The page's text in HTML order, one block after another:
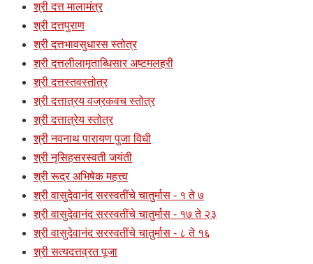
श्री दत्त मालामंत्र
श्री दत्तपुराण
श्री दत्तभावसुधारस स्तोत्र
श्री दत्तलीलामृताब्धिसार अष्टमलहरी
श्री दत्तस्तवस्तोत्र
श्री दत्तात्रय वज्रकवच स्तोत्र
श्री दत्तात्रेय स्तोत्र
श्री नवनाथ पारायण पुजा विधी
श्री नृसिहसरस्वती जयंती
श्री रूद्र अभिषेक महत्त्व
श्री वासुदेवानंद सरस्वतींचे चातुर्मास - १ ते ७
श्री वासुदेवानंद सरस्वतींचे चातुर्मास - १७ ते २३
श्री वासुदेवानंद सरस्वतींचे चातुर्मास - ८ ते १६
श्री सत्यदत्तव्रत पूजा